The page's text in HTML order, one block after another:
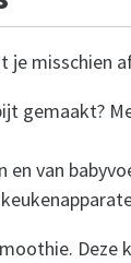
misschien
gemaakt?
en van